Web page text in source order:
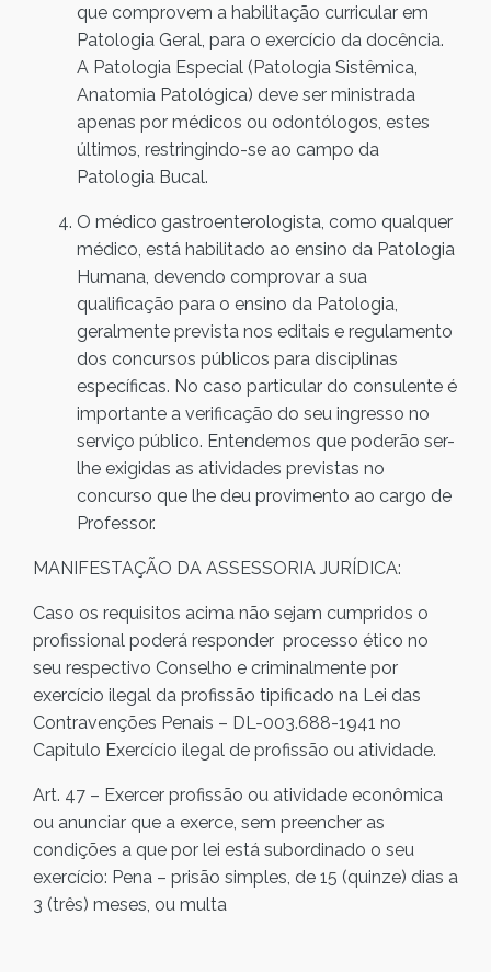
que comprovem a habilitação curricular em
Patologia Geral, para o exercício da docência.
A Patologia Especial (Patologia Sistêmica,
Anatomia Patológica) deve ser ministrada
apenas por médicos ou odontólogos, estes
últimos, restringindo-se ao campo da
Patologia Bucal.
O médico gastroenterologista, como qualquer
médico, está habilitado ao ensino da Patologia
Humana, devendo comprovar a sua
qualificação para o ensino da Patologia,
geralmente prevista nos editais e regulamento
dos concursos públicos para disciplinas
específicas. No caso particular do consulente é
importante a verificação do seu ingresso no
serviço público. Entendemos que poderão ser-
lhe exigidas as atividades previstas no
concurso que lhe deu provimento ao cargo de
Professor.
MANIFESTAÇÃO DA ASSESSORIA JURÍDICA:
Caso os requisitos acima não sejam cumpridos o
profissional poderá responder processo ético no
seu respectivo Conselho e criminalmente por
exercício ilegal da profissão tipificado na Lei das
Contravenções Penais – DL-003.688-1941 no
Capitulo Exercício ilegal de profissão ou atividade.
Art. 47 – Exercer profissão ou atividade econômica
ou anunciar que a exerce, sem preencher as
condições a que por lei está subordinado o seu
exercício: Pena – prisão simples, de 15 (quinze) dias a
3 (três) meses, ou multa